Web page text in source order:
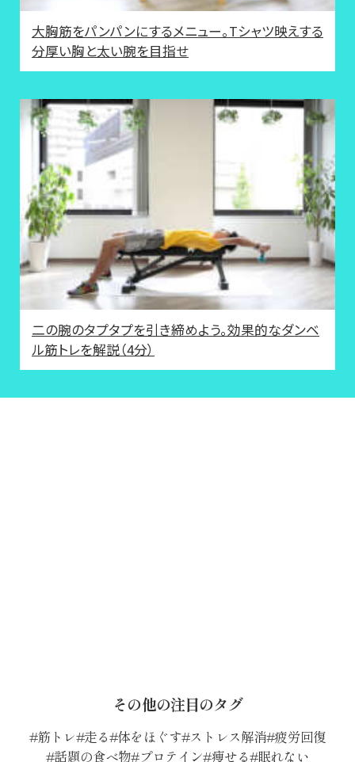
大胸筋をパンパンにするメニュー。Tシャツ映えする
分厚い胸と太い腕を目指せ
二の腕のタプタプを引き締めよう。効果的なダンベ
ル筋トレを解説（4分）
その他の注目のタグ
筋トレ 走る 体をほぐす ストレス解消 疲労回復
話題の食べ物 プロテイン 痩せる 眠れない